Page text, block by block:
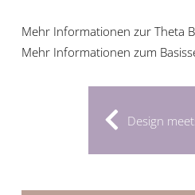
Mehr Informationen zur Theta
Mehr Informationen zum
Design